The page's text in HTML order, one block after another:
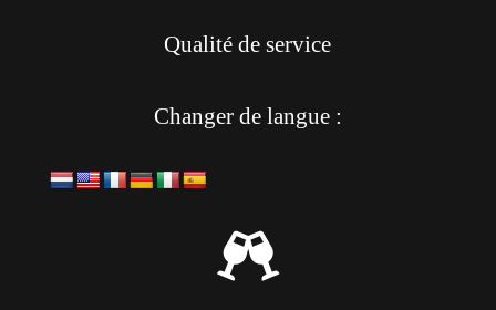
Qualité de service
Changer de langue :
